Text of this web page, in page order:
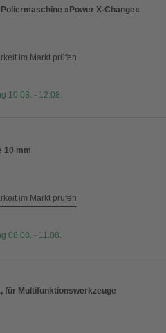
»Power X-Change«
im Markt prüfen
10.08. - 12.08.
10 mm
im Markt prüfen
08.08. - 11.08.
für Multifunktionswerkzeuge